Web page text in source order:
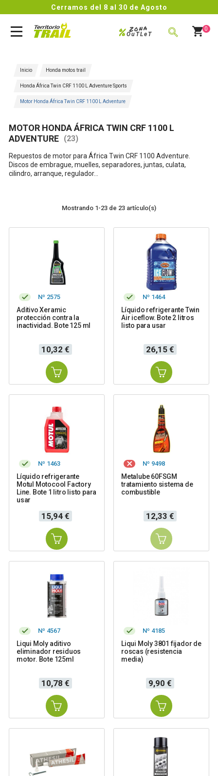
Cerramos del 8 al 30 de Agosto
Zona
%OuTLeT
0
Inicio Honda motos trail
Honda África Twin CRF 1100 L Adventure Sports
Motor Honda África Twin CRF 1100 L Adventure
MOTOR HONDA ÁFRICA TWIN CRF 1100 L
ADVENTURE (23)
Repuestos de motor para África Twin CRF 1100 Adventure.
Discos de embrague, muelles, separadores, juntas, culata,
cilindro, arranque, regulador...
Mostrando 1-23 de 23 artículo(s)
Nº 2575
Aditivo Xeramic
protección contra la
inactividad. Bote 125 ml
Precio
10,32 €
Nº 1464
Líquido refrigerante Twin
Air iceflow. Bote 2 litros
listo para usar
Precio
26,15 €
Nº 1463
Líquido refrigerante
Motul Motocool Factory
Line. Bote 1 litro listo para
usar
Precio
15,94 €
Nº 9498
Metalube 60FSGM
tratamiento sistema de
combustible
Precio
12,33 €
Nº 4567
Liqui Moly aditivo
eliminador residuos
motor. Bote 125ml
Precio
10,78 €
Nº 4185
Liqui Moly 3801 fijador de
roscas (resistencia
media)
Precio
9,90 €